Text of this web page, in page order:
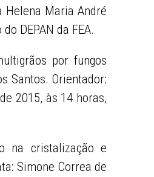
Helena Maria André
DEPAN da FEA.
por fungos
Santos. Orientador:
2015, às 14 horas,
na cristalização e
Simone Correa de